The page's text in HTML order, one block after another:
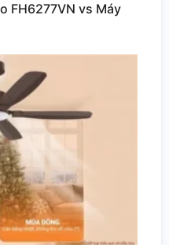
FH6277VN vs Máy